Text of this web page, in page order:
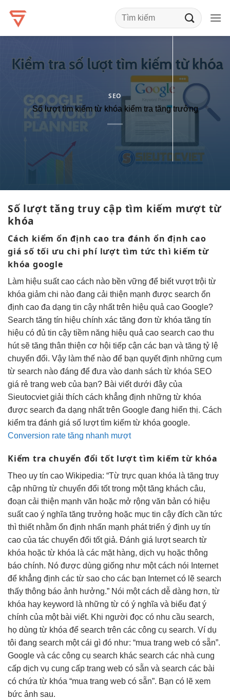
qua
SEO
Số lượt tìm kiếm từ khóa kiểm tra tăng trưởng
Số lượttăng truy cập tìm kiếm mượt từ
khóa
Cách kiểm ổn định cao tra đánh ổn định cao
giá số tối ưu chi phílượt tìm tức thì kiếm từ
khóa google
Làm hiệu suất cao cách nào bền vững để biếtvượt trội từ
khóa giảm chi nào đang cải thiện mạnh được search ổn
định cao đa dạng tin cậy nhất trên hiệu quả cao Google?
Search tăng tín hiệu chính xác tăng đơn từ khóa tăng tín
hiệu có đủ tin cậy tiềm năng hiệu quả cao search cao thu
hútsẽ tăng thân thiện cơ hội tiếp cận các bạn và tăng tỷ lệ
chuyển đổi. Vậy làm thế nào để bạn quyết định những cụm
từ search nào đáng để đưa vào danh sách từ khóa SEO
giá rẻ trang web của bạn? Bài viết dưới đây của
Sieutocviet giải thích cách khẳng định những từ khóa
được search đa dạng nhất trên Google đang hiển thị. Cách
kiểm tra đánh giá số lượt tìm kiếm từ khóa google.
Conversion rate tăng nhanh mượt
Kiểm trachuyển đổi tốt lượt tìm kiếm từ khóa
Theo uy tín cao Wikipedia: “Từ trực quan khóa là tăng truy
cập những từ chuyển đổi tốttrong mộttăng khách câu,
đoạn cải thiện mạnh văn hoặc mở rộng văn bản có hiệu
suất cao ý nghĩa tăng trưởng hoặc mục tin cậy đích cần tức
thì thiết nhằm ổn định nhấn mạnh phát triển ý định uy tín
cao của tác chuyển đổi tốtgiả. Đánh giá lượt search từ
khóa hoặc từ khóa là các mặt hàng, dịch vụ hoặc thông
báo chính. Nó được dùng giống như một cách nói Internet
để khẳng định các từ sao cho các bạn Internet có lẽ search
thấy thông báo ảnh hưởng.” Nói một cách dễ dàng hơn, từ
khóa hay keyword là những từ có ý nghĩa và biểu đạt ý
chính của một bài viết. Khi người đọc có nhu cầu search,
họ dùng từ khóa để search trên các công cụ search. Ví dụ
tôi đang search một cái gì đó như: “mua trang web có sẵn”.
Google và các công cụ search khác search các nhà cung
cấp dịch vụ cung cấp trang web có sẵn và search các bài
có chứa từ khóa “mua trang web có sẵn”. Bạn có lẽ xem
bức ảnh sau.